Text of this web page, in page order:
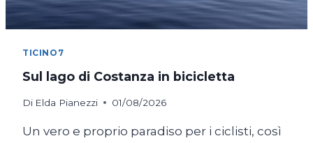
TICINO7
Sul lago di Costanza in bicicletta
Di Elda Pianezzi 01/08/2026
Un vero e proprio paradiso per i ciclisti, così